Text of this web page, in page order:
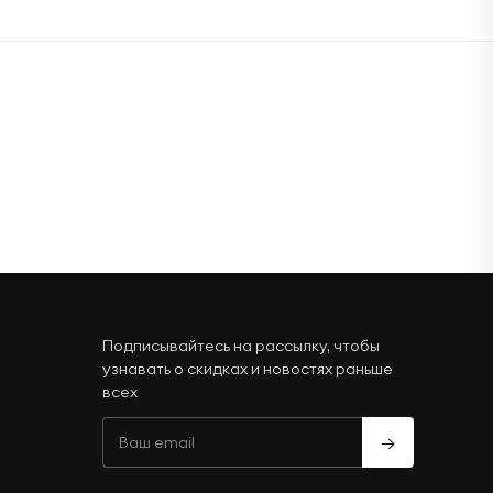
Подписывайтесь на рассылку, чтобы
узнавать о скидках и новостях раньше
всех
→